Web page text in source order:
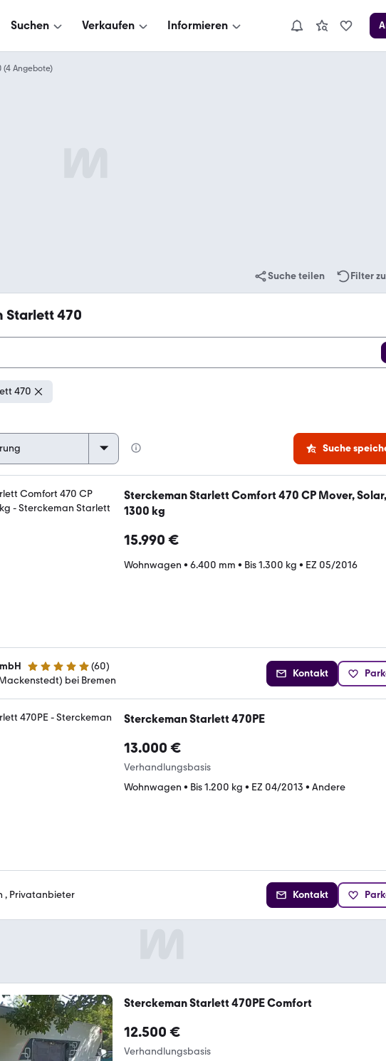
Suchen Verkaufen Informieren
(4 Angebote)
Suche teilen Filter
Starlett 470
470
Suche
Sterckeman Starlett Comfort 470 CP Mover, Solar,
1300 kg
15.990 €
Wohnwagen • 6.400 mm • Bis 1.300 kg • EZ 05/2016
4.8 Sterne (60)
bei Bremen
Kontakt
Sterckeman Starlett 470PE
13.000 €
Verhandlungsbasis
Wohnwagen • Bis 1.200 kg • EZ 04/2013 • Andere
, Privatanbieter Kontakt
Sterckeman Starlett 470PE Comfort
12.500 €
Verhandlungsbasis